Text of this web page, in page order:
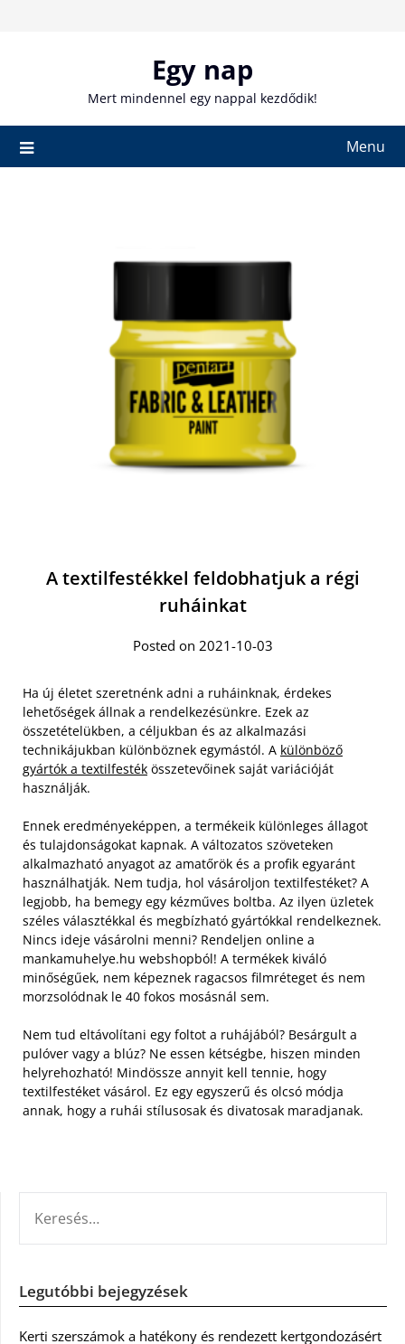
Egy nap
Mert mindennel egy nappal kezdődik!
Menu
A textilfestékkel feldobhatjuk a régi
ruháinkat
Posted on 2021-10-03
Ha új életet szeretnénk adni a ruháinknak, érdekes
lehetőségek állnak a rendelkezésünkre. Ezek az
összetételükben, a céljukban és az alkalmazási
technikájukban különböznek egymástól. A különböző
gyártók a textilfesték összetevőinek saját variációját
használják.
Ennek eredményeképpen, a termékeik különleges állagot
és tulajdonságokat kapnak. A változatos szöveteken
alkalmazható anyagot az amatőrök és a profik egyaránt
használhatják. Nem tudja, hol vásároljon textilfestéket? A
legjobb, ha bemegy egy kézműves boltba. Az ilyen üzletek
széles választékkal és megbízható gyártókkal rendelkeznek.
Nincs ideje vásárolni menni? Rendeljen online a
mankamuhelye.hu webshopból! A termékek kiváló
minőségűek, nem képeznek ragacsos filmréteget és nem
morzsolódnak le 40 fokos mosásnál sem.
Nem tud eltávolítani egy foltot a ruhájából? Besárgult a
pulóver vagy a blúz? Ne essen kétségbe, hiszen minden
helyrehozható! Mindössze annyit kell tennie, hogy
textilfestéket vásárol. Ez egy egyszerű és olcsó módja
annak, hogy a ruhái stílusosak és divatosak maradjanak.
Legutóbbi bejegyzések
Kerti szerszámok a hatékony és rendezett kertgondozásért